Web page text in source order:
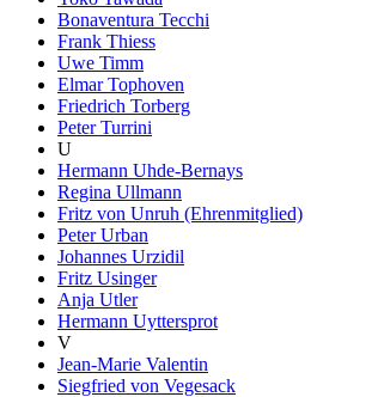
Bonaventura Tecchi
Frank Thiess
Uwe Timm
Elmar Tophoven
Friedrich Torberg
Peter Turrini
U
Hermann Uhde-Bernays
Regina Ullmann
Fritz von Unruh (Ehrenmitglied)
Peter Urban
Johannes Urzidil
Fritz Usinger
Anja Utler
Hermann Uyttersprot
V
Jean-Marie Valentin
Siegfried von Vegesack